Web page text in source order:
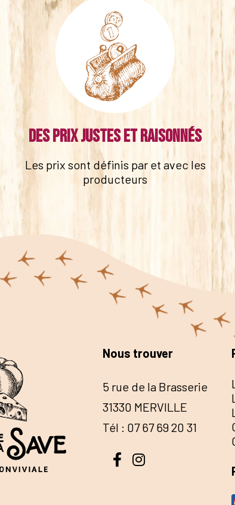
Des prix justes et raisonnés
Les prix sont définis par et avec les
producteurs
Nous trouver
5 rue de la Brasserie
31330 MERVILLE
Tél : 07 67 69 20 31